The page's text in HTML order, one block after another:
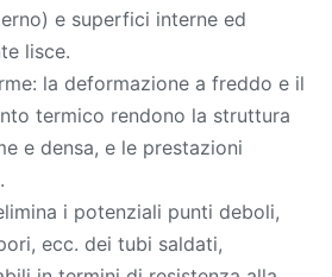
e superfici interne ed
lisce.
la deformazione a freddo e il
termico rendono la struttura
e densa, e le prestazioni
i potenziali punti deboli,
ecc. dei tubi saldati,